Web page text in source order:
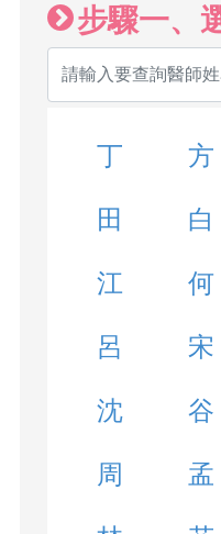
步驟一、
丁 方
田 白
江 何
呂 宋
沈 谷
周 孟